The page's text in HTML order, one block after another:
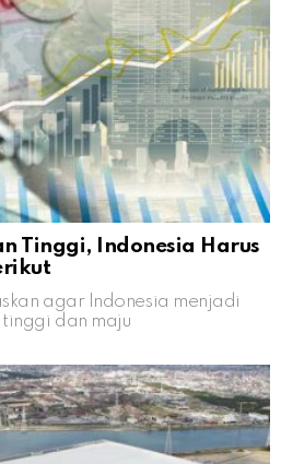
Tinggi, Indonesia Harus
agar Indonesia menjadi
dan maju